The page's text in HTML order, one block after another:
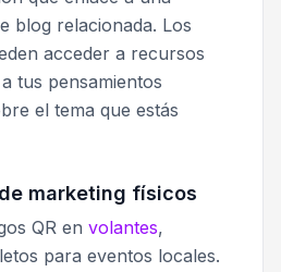
blog relacionada. Los
acceder a recursos
tus pensamientos
el tema que estás
marketing físicos
QR en volantes,
para eventos locales.